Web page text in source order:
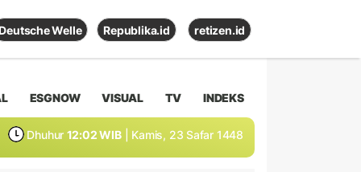
Deutsche Welle Republika.id retizen.id
ESGNOW VISUAL TV INDEKS
Dhuhur 12:02 WIB | Kamis, 23 Safar 1448